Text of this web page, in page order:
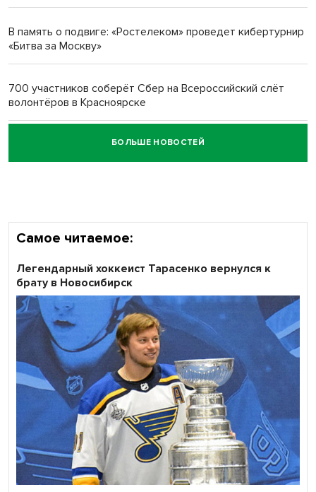
Обновлённое отделение ВТБ открылось в Искитиме
В память о подвиге: «Ростелеком» проведет кибертурнир
«Битва за Москву»
700 участников соберёт Сбер на Всероссийский слёт
волонтёров в Красноярске
Честный выбор: видеонаблюдение обеспечит
объективность результатов ЕДГ в Новосибирской
БОЛЬШЕ НОВОСТЕЙ
Самое читаемое:
Легендарный хоккеист Тарасенко вернулся к
брату в Новосибирск